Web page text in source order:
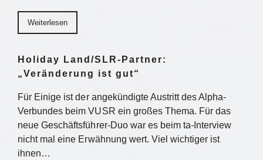
Weiterlesen
Holiday Land/SLR-Partner:
„Veränderung ist gut“
Für Einige ist der angekündigte Austritt des Alpha-
Verbundes beim VUSR ein großes Thema. Für das
neue Geschäftsführer-Duo war es beim ta-Interview
nicht mal eine Erwähnung wert. Viel wichtiger ist
ihnen…